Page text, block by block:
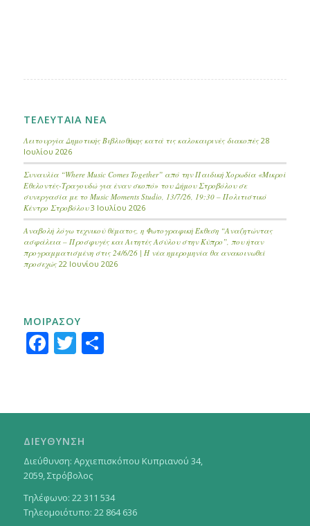
ΤΕΛΕΥΤΑΙΑ ΝΕΑ
Λειτουργία Δημοτικής Βιβλιοθήκης κατά τις καλοκαιρινές διακοπές 28
Ιουλίου 2026
Συναυλία “Where Music Comes Together” από την Παιδική Χορωδία «Μικροί
Εθελοντές-Τραγουδώ για έναν σκοπό» του Δήμου Στροβόλου σε
συνεργασία με το Music Moments Studio, 13/7/26, 19:30 – Πολιτιστικό
Κέντρο Στροβόλου 3 Ιουλίου 2026
Αναβολή λόγω τεχνικού θέματος, η Φωτογραφική Έκθεση “Αναζητώντας
ασφάλεια – Προσφυγές και Αιτητές Ασύλου στην Κύπρο”, που ήταν
προγραμματισμένη στις 24/6/26 | Η νέα ημερομηνία θα ανακοινωθεί
προσεχώς 22 Ιουνίου 2026
ΜΟΙΡΑΣΟΥ
Facebook
Twitter
Μοιραστείτε
ΔΙΕΥΘΥΝΣΗ
Διεύθυνση: Αρχιεπισκόπου Κυπριανού 34,
2059, Στρόβολος
Τηλέφωνο: 22 311 534
Τηλεομοιότυπο: 22 864 636